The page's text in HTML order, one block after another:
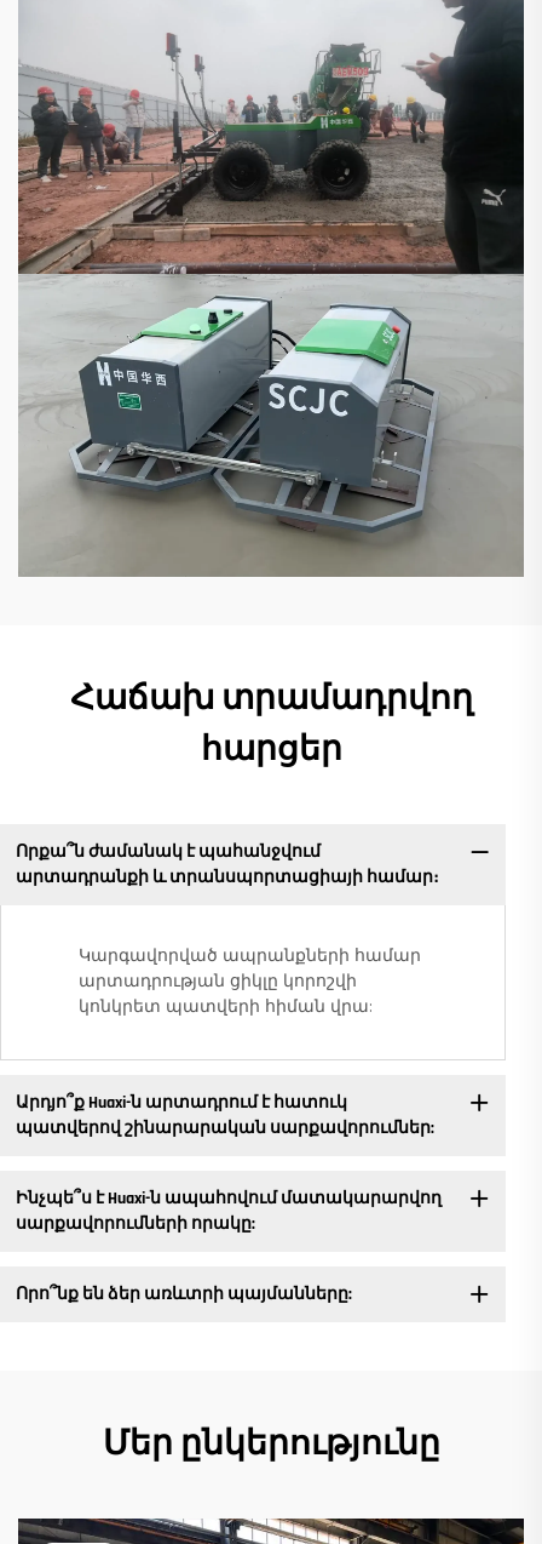
Հաճախ տրամադրվող
հարցեր
Որքա՞ն ժամանակ է պահանջվում
արտադրանքի և տրանսպորտացիայի համար։
Կարգավորված ապրանքների համար
արտադրության ցիկլը կորոշվի
կոնկրետ պատվերի հիման վրա:
Արդյո՞ք Huaxi-ն արտադրում է հատուկ
պատվերով շինարարական սարքավորումներ:
Ինչպե՞ս է Huaxi-ն ապահովում մատակարարվող
սարքավորումների որակը:
Որո՞նք են ձեր առևտրի պայմանները:
Մեր ընկերությունը